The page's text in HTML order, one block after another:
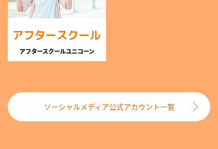
アフタースクールユニコーン
ソーシャルメディア公式アカウント一覧